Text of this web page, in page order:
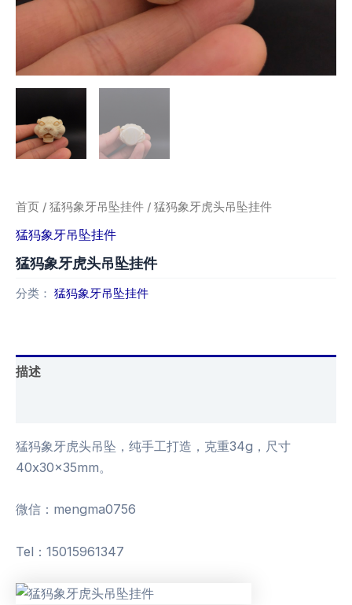
首页 / 猛犸象牙吊坠挂件 / 猛犸象牙虎头吊坠挂件
猛犸象牙吊坠挂件
猛犸象牙虎头吊坠挂件
分类： 猛犸象牙吊坠挂件
描述
猛犸象牙虎头吊坠，纯手工打造，克重34g，尺寸
40x30x35mm。
微信：mengma0756
Tel：15015961347